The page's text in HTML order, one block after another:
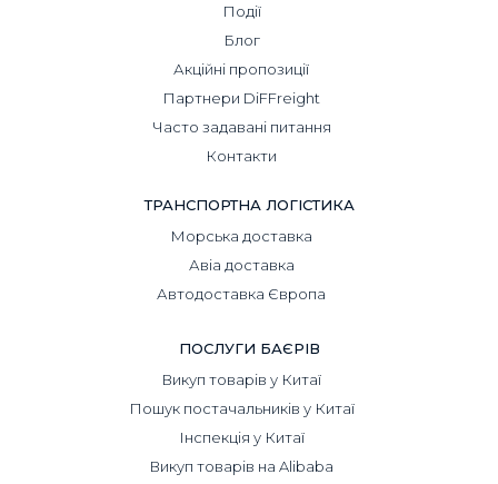
Події
Блог
Акційні пропозиції
Партнери DiFFreight
Часто задавані питання
Контакти
ТРАНСПОРТНА ЛОГІСТИКА
Морська доставка
Авіа доставка
Автодоставка Європа
ПОСЛУГИ БАЄРІВ
Викуп товарів у Китаї
Пошук постачальників у Китаї
Інспекція у Китаї
Викуп товарів на Alibaba